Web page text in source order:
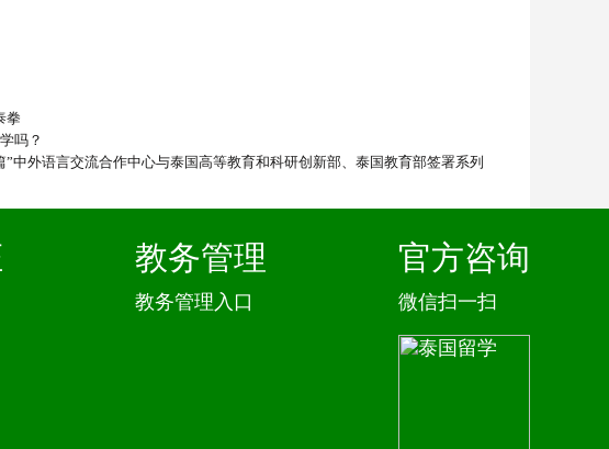
拳
吗？
”中外语言交流合作中心与泰国高等教育和科研创新部、泰国教育部签署系列
教务管理
教务管理入口
官方咨询
微信扫一扫